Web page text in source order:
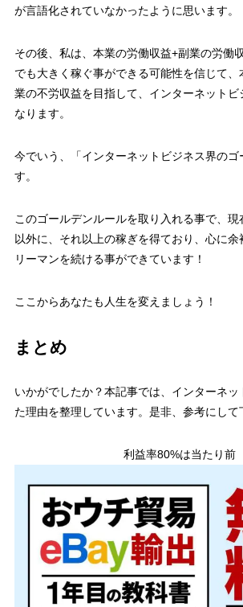
が言語化されていなかったように思います。
その後、 私は、本業の労働収益+副業の労働
でも大きく稼ぐ事ができる可能性を信じて、
業の不労収益を目指して、インターネットビ
なります。
今でいう、「インターネットビジネス界の
す。
このゴールデンルールを取り入れる事で、
以外に、それ以上の稼ぎを得ており、心に余
リーマンを続ける事ができています！
ここからあなたも人生を変えましょう！
まとめ
いかがでしたか？本記事では、インターネッ
た理由を整理しています。是非、参考にして
利益率80%は当たり前